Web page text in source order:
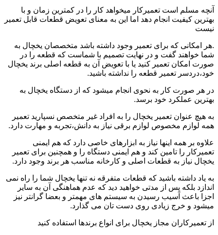
آنچه مسلم است تعمیرکار میخواهد کار را در کمترین زمان و با
بهترین کیفیت انجام دهد اما این به معنای تعویض قطعات قابل تعمیر
نیست
.هر امکانی که برای تعمیر وجود داشته باشد متخصصان یخچال به
شما خواهند گفت و در نهایت تصمیم با شماست که قطعه را در
صورت امکان تعمیر کنید یا با تعویض آن به قطعه اصلی برند یخچال
خود،دردسر تعمیر قطعه را نداشته باشید.
در هر صورت کار به نحوی انجام میشود که از دستگاه یخچال به
بهترین عملکرد خود برسد.
به هیچ عنوان تعمیر یخچال را به افراد غیر متخصص نسپارید تعمیر
همه لوازم مخصوص لوازم برقی نیاز به دانش،تجربه و مهارت دارد.
علاوه بر همه اینها نیاز به ابزارهای خاصی دارد که هم ایمنی
تعمیرکار را تامین کند و هم ایمنی دستگاه را و همچنین برای تعمیر
یخچال نیاز به قطعات اصلی و کارخانه مناسب هر برند وجود دارد.
به یاد داشته باشید که قطعات متفرقه نه تنها یخچال شما را راه نمی
اندازد بلکه پس از مدتی خواهید دید که عدم هماهنگی آن به سایر
اجزا باعث آسیب رسیدن به سیستم های مهمتر و بعضا گرانتر نیز
میشود و خرج زیادی روی دست تان می گذارد.
از تعمیرکاران مجاز یخچال برای انواع برندها استفاده کنید